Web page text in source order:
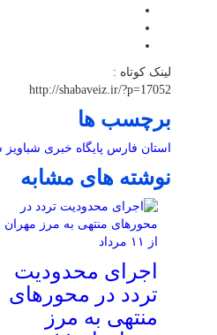
لینک کوتاه :
http://shabaveiz.ir/?p=17052
برچسب ها
استان فارس پایگاه خبری شباویز
نوشته های مشابه
اجرای محدودیت
تردد در محورهای
منتهی به مرز